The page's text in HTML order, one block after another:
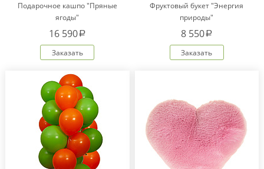
Подарочное кашпо "Пряные
ягоды"
16 590a
Заказать
Фруктовый букет "Энергия
природы"
8 550a
Заказать